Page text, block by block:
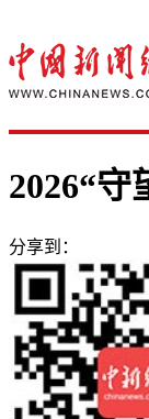
2026“守
分享到：